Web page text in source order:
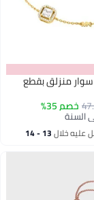
منزلق بقطع
خصم 35%
السنة
السنة
عليه خلال 13 - 14